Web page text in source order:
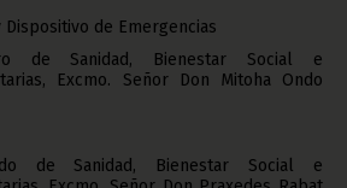
Dispositivo de Emergencias
de Sanidad, Bienestar Social e
Excmo. Señor Don Mitoha Ondo
de Sanidad, Bienestar Social e